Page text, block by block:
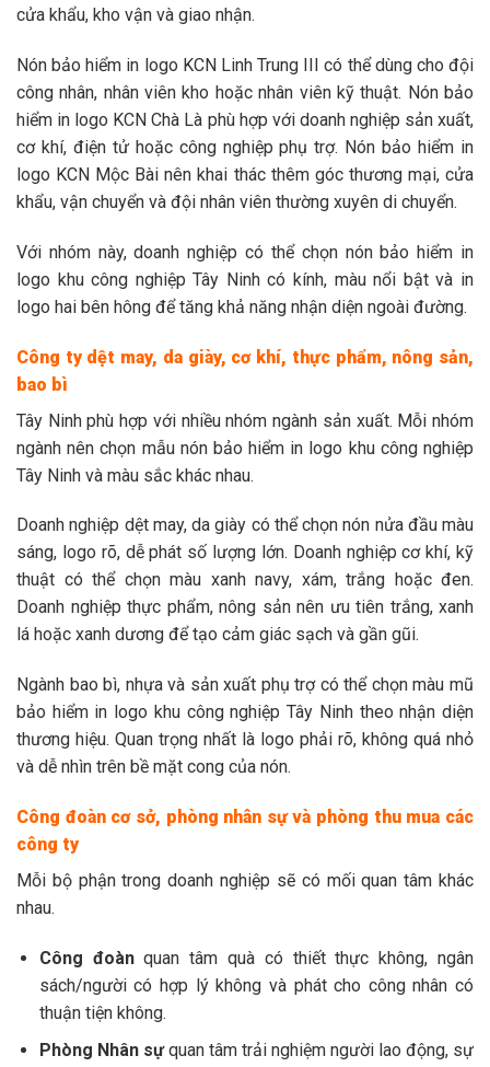
cửa khẩu, kho vận và giao nhận.
Nón bảo hiểm in logo KCN Linh Trung III có thể dùng cho đội
công nhân, nhân viên kho hoặc nhân viên kỹ thuật. Nón bảo
hiểm in logo KCN Chà Là phù hợp với doanh nghiệp sản xuất,
cơ khí, điện tử hoặc công nghiệp phụ trợ. Nón bảo hiểm in
logo KCN Mộc Bài nên khai thác thêm góc thương mại, cửa
khẩu, vận chuyển và đội nhân viên thường xuyên di chuyển.
Với nhóm này, doanh nghiệp có thể chọn nón bảo hiểm in
logo khu công nghiệp Tây Ninh có kính, màu nổi bật và in
logo hai bên hông để tăng khả năng nhận diện ngoài đường.
Công ty dệt may, da giày, cơ khí, thực phẩm, nông sản,
bao bì
Tây Ninh phù hợp với nhiều nhóm ngành sản xuất. Mỗi nhóm
ngành nên chọn mẫu nón bảo hiểm in logo khu công nghiệp
Tây Ninh và màu sắc khác nhau.
Doanh nghiệp dệt may, da giày có thể chọn nón nửa đầu màu
sáng, logo rõ, dễ phát số lượng lớn. Doanh nghiệp cơ khí, kỹ
thuật có thể chọn màu xanh navy, xám, trắng hoặc đen.
Doanh nghiệp thực phẩm, nông sản nên ưu tiên trắng, xanh
lá hoặc xanh dương để tạo cảm giác sạch và gần gũi.
Ngành bao bì, nhựa và sản xuất phụ trợ có thể chọn màu mũ
bảo hiểm in logo khu công nghiệp Tây Ninh theo nhận diện
thương hiệu. Quan trọng nhất là logo phải rõ, không quá nhỏ
và dễ nhìn trên bề mặt cong của nón.
Công đoàn cơ sở, phòng nhân sự và phòng thu mua các
công ty
Mỗi bộ phận trong doanh nghiệp sẽ có mối quan tâm khác
nhau.
Công đoànquan tâm quà có thiết thực không, ngân
sách/người có hợp lý không và phát cho công nhân có
thuận tiện không.
Phòng Nhân sựquan tâm trải nghiệm người lao động, sự